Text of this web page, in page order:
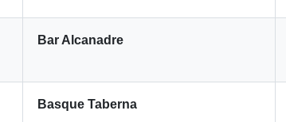
Bar Alcanadre
Basque Taberna